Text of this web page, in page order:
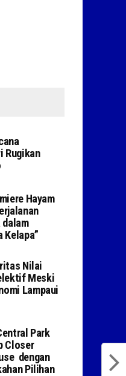
Rugikan
Hayam
dalam
Kelapa”
Nilai
Meski
Lampaui
Park
Closer
dengan
Pilihan